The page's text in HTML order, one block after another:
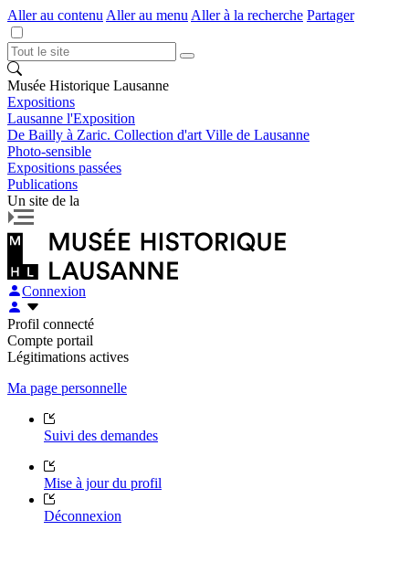
Aller au contenu Aller au menu Aller à la recherche Partager
Musée Historique Lausanne
Expositions
Lausanne l'Exposition
De Bailly à Zaric. Collection d'art Ville de Lausanne
Photo-sensible
Expositions passées
Publications
Un site de la
Connexion
Profil connecté
Compte portail
Légitimations actives
Ma page personnelle
Suivi des demandes
Mise à jour du profil
Déconnexion